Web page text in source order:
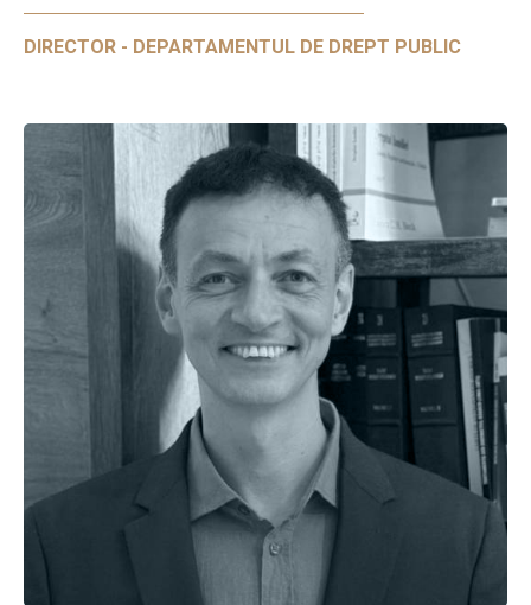
DIRECTOR - DEPARTAMENTUL DE DREPT PUBLIC